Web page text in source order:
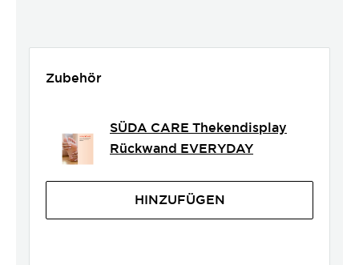
Zubehör
SÜDA CARE Thekendisplay
Rückwand EVERYDAY
HINZUFÜGEN